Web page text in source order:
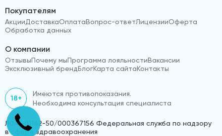
Покупателям
АкцииДоставкаОплатаВопрос-ответЛицензииОферта
Обработка данных
О компании
ОтзывыПочему мыПрограмма лояльностиВакансии
Эксклюзивный брендБлогКарта сайтаКонтакты
18+
Имеются противопоказания.
Необходима консультация специалиста
Л041-01162-50/000367156 Федеральная служба по надзору
в сфере здравоохранения